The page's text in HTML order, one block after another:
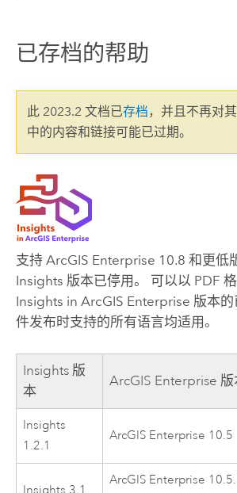
已存档的帮助
此 2023.2 文档已存档，并且不再对
中的内容和链接可能已过期。
支持 ArcGIS Enterprise 10.8 和更低
Insights 版本已停用。 可以以 PDF
Insights in ArcGIS Enterprise 版本
件发布时支持的所有语言均适用。
Insights 版
本
ArcGIS Enterprise
Insights
1.2.1
ArcGIS Enterprise 10.5
ArcGIS Enterprise